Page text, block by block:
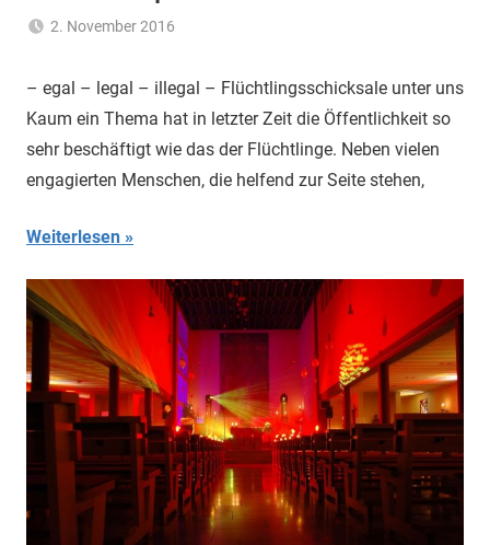
2. November 2016
Themann
– egal – legal – illegal – Flüchtlingsschicksale unter uns
Kaum ein Thema hat in letzter Zeit die Öffentlichkeit so
sehr beschäftigt wie das der Flüchtlinge. Neben vielen
engagierten Menschen, die helfend zur Seite stehen,
Weiterlesen